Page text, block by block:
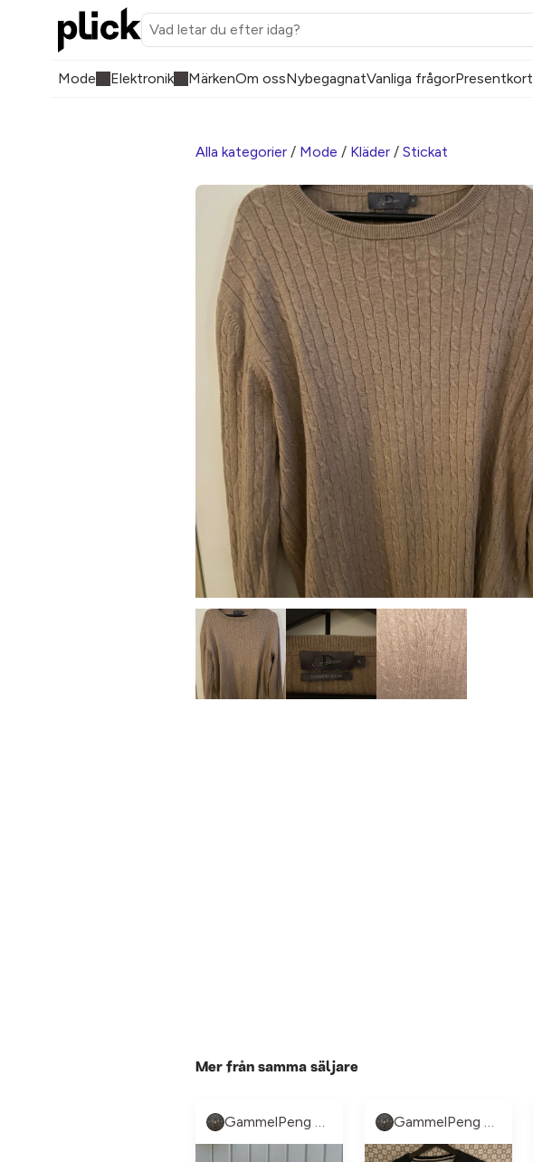
Mode Elektronik MärkenOm ossNybegagnatVanliga frågorPresentkort
Alla kategorier / Mode / Kläder / Stickat
Mer från samma säljare
GammelPeng UF GammelPeng UF